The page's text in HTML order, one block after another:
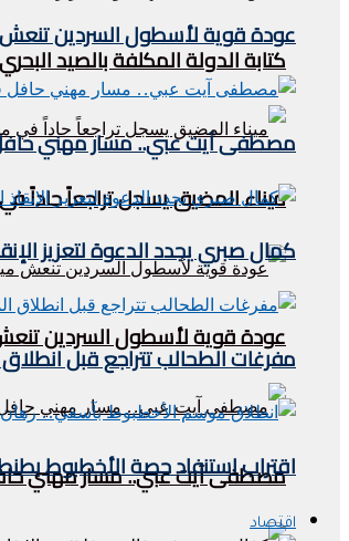
كتابة الدولة المكلفة بالصيد
ميناء المضيق يسجل تراجعاً حاداً في مفرغات الصيد خلال
عودة قوية لأسطول السردين تنعش
مصطفى آيت عبي.. مسار مهني
عودة قوية لأسطول السردين تنعش
مصطفى آيت عبي.. مسار مهني
كمال صبري يجدد الدعوة لتعزيز
مفرغات الطحالب تتراجع قبل
اقتراب استنفاد حصة الأخطبوط بطنطان..
اقتصاد